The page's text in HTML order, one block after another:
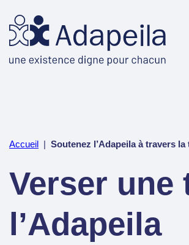
Accueil Soutenez l’Adapeila à travers la
Verser une
l’Adapeila